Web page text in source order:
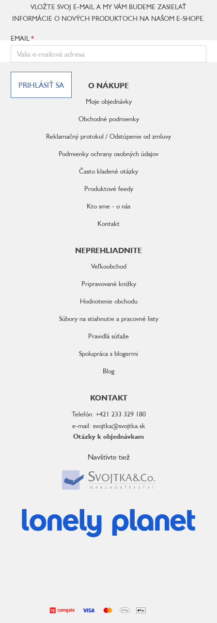
VLOŽTE SVOJ E-MAIL A MY VÁM BUDEME ZASIELAŤ
INFORMÁCIE O NOVÝCH PRODUKTOCH NA NAŠOM E-SHOPE.
EMAIL
PRIHLÁSIŤ SA O NÁKUPE
Moje objednávky
Obchodné podmienky
Reklamačný protokol / Odstúpenie od zmluvy
Podmienky ochrany osobných údajov
Často kladené otázky
Produktové feedy
Kto sme - o nás
Kontakt
NEPREHLIADNITE
Veľkoobchod
Pripravované knižky
Hodnotenie obchodu
Súbory na stiahnutie a pracovné listy
Pravidlá súťaže
Spolupráca s blogermi
Blog
KONTAKT
Telefón: +421 233 329 180
e-mail: svojtka@svojtka.sk
Otázky k objednávkam
Navštívte tiež